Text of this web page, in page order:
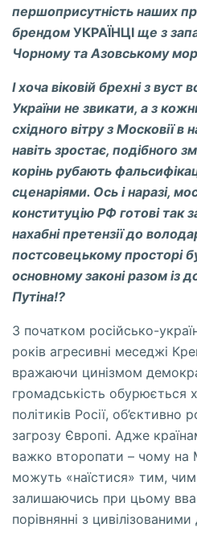
першоприсутність наших
брендом УКРАЇНЦІ ще з
Чорному та Азoвському
І хоча віковій брехні з
України не звикати, а з
східного вітру з Московії
навіть зростає, подібного
корінь рубають
сценаріями. Ось і наразі,
конституцію РФ готові так
нахабнiпретензії до
постсовецькому просторі
основному законі разом iз
Путіна!?
З початком російсько-
років агресивні меседжі
вражаючи цинізмом
громадськість обурюється
політиків Росії, об’єктивно
загрозу Європі. Адже
важко второпати – чому на
можуть «наїстися» тим,
залишаючись при цьому
порівнянні з